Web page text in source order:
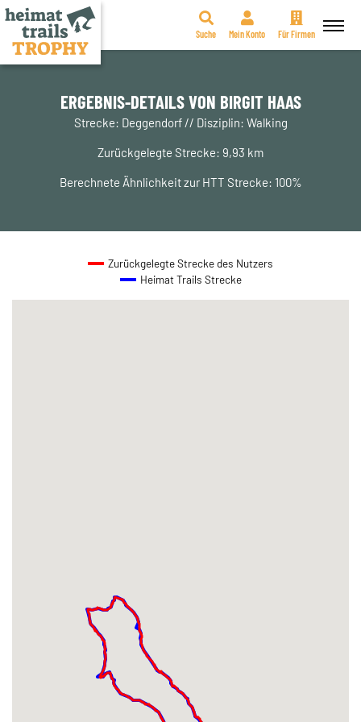
Zum
Suche Mein Konto Für Firmen
ERGEBNIS-DETAILS VON BIRGIT HAAS
Strecke: Deggendorf // Disziplin: Walking
Zurückgelegte Strecke: 9,93 km
Berechnete Ähnlichkeit zur HTT Strecke: 100%
Zurückgelegte Strecke des Nutzers
Heimat Trails Strecke